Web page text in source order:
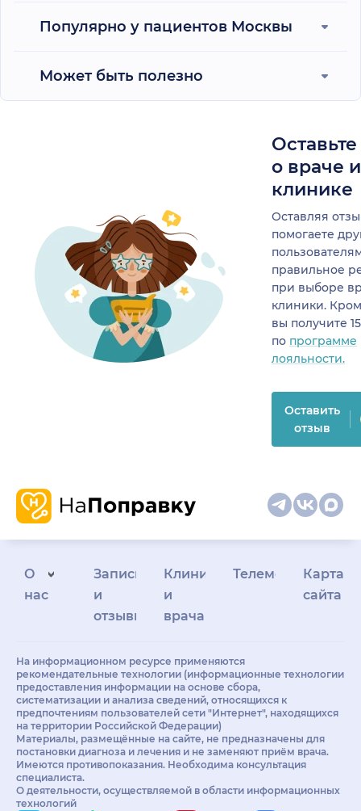
Популярно у пациентов Москвы
Может быть полезно
о враче
клинике
Оставляя
помогаете
правильное
при выборе
клиники.
вы получите
по программе
лояльности.
Оставить
отзыв
О
нас
Запись
и
отзывы
Клиникам
и
врачам
Телемедицина
Карта
сайта
На информационном ресурсе применяются
рекомендательные технологии (информационные технологии
предоставления информации на основе сбора,
систематизации и анализа сведений, относящихся к
предпочтениям пользователей сети "Интернет", находящихся
на территории Российской Федерации)
Материалы, размещённые на сайте, не предназначены для
постановки диагноза и лечения и не заменяют приём врача.
Имеются противопоказания. Необходима консультация
специалиста.
О деятельности, осуществляемой в области информационных
технологий